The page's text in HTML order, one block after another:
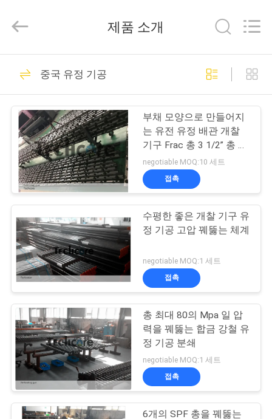
제
리
에
대
하
여
공
장
여
2026
Tools
다운 홀 기름 공구
36
교련 줄기 검사 도구
60
구멍 DST를 여십시
오
20
제품 소개
중국 유정 기공
부채 모양으로 만들어지
는 유전 유정 배관 개찰
기구 Frac 총 3 1/2” 총 몸
을 꿰뚫기
negotiable MOQ:10 세트
접촉
수평한 좋은 개찰 기구 유
정 기공 고압 꿰뚫는 체계
negotiable MOQ:1 세트
접촉
총 최대 80의 Mpa 일 압
력을 꿰뚫는 합금 강철 유
정 기공 분쇄
negotiable MOQ:1 세트
접촉
6개의 SPF 총을 꿰뚫는